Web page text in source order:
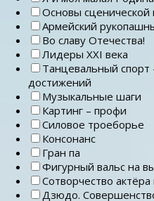
Основы сценической
Армейский
Во славу Отечества!
Лидеры ХХI века
Танцевальный спорт
достижений
Музыкальные шаги
Картинг – профи
Силовое троеборье
Консонанс
Гран па
Фигурный вальс на
Сотворчество
Дзюдо.